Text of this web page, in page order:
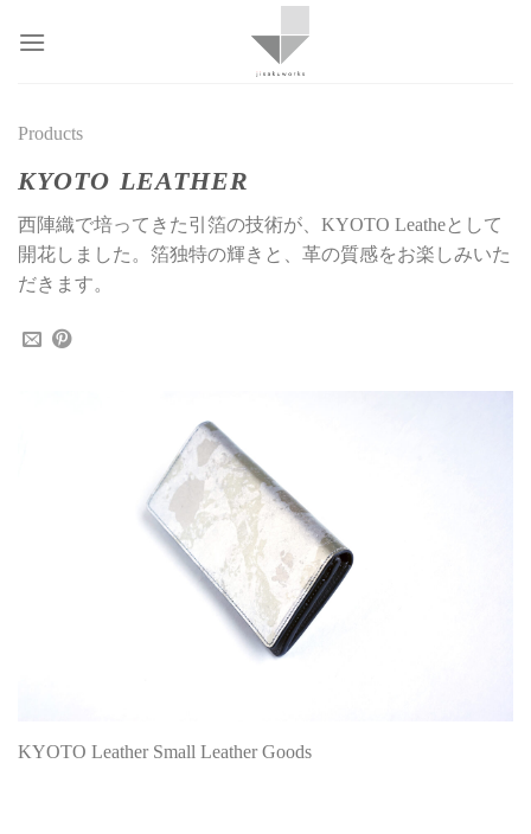
Products
KYOTO LEATHER
西陣織で培ってきた引箔の技術が、KYOTO Leatheとして
開花しました。箔独特の輝きと、革の質感をお楽しみいた
だきます。
KYOTO Leather Small Leather Goods